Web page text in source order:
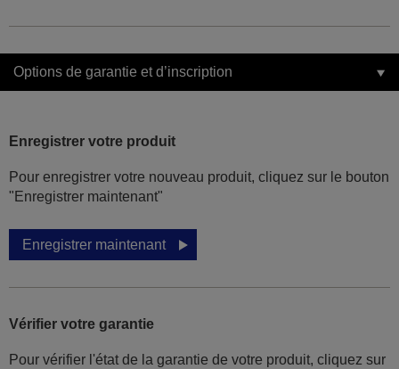
Options de garantie et d’inscription
Enregistrer votre produit
Pour enregistrer votre nouveau produit, cliquez sur le bouton
"Enregistrer maintenant"
Enregistrer maintenant
Vérifier votre garantie
Pour vérifier l'état de la garantie de votre produit, cliquez sur